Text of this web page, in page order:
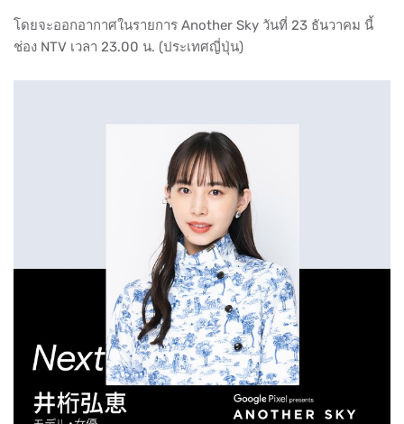
โดยจะออกอากาศในรายการ Another Sky วันที่ 23 ธันวาคม นี้
ช่อง NTV เวลา 23.00 น. (ประเทศญี่ปุ่น)